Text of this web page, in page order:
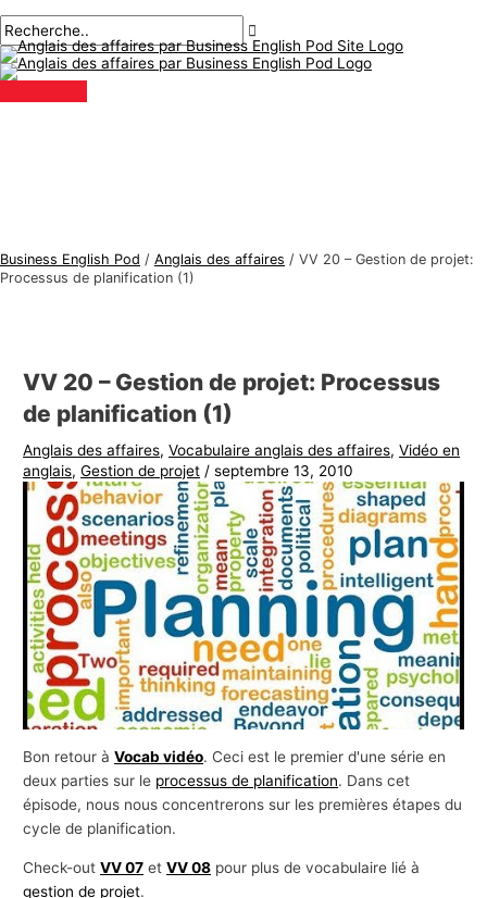
au
contenu
principal
Business English Pod / Anglais des affaires / VV 20 – Gestion de projet:
Processus de planification (1)
VV 20 – Gestion de projet: Processus
de planification (1)
Anglais des affaires,Vocabulaire anglais des affaires,Vidéo en
anglais,Gestion de projet /septembre 13, 2010
Bon retour àVocab vidéo. Ceci est le premier d'une série en
deux parties sur le processus de planification. Dans cet
épisode, nous nous concentrerons sur les premières étapes du
cycle de planification.
Check-outVV 07 etVV 08 pour plus de vocabulaire lié à
gestion de projet.
des
articles
ici..
mail*
S
u
j
e
n
s
d
e
a
a
r
e
R
e
c
h
r